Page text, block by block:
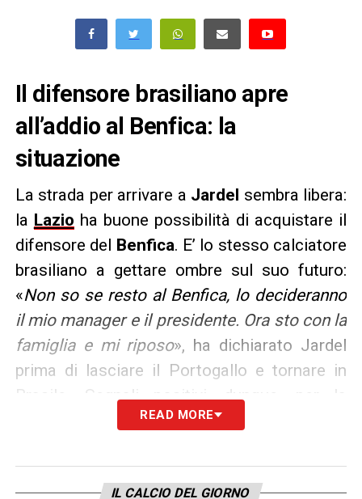
Il difensore brasiliano apre
all’addio al Benfica: la
situazione
La strada per arrivare a Jardel sembra libera:
la Lazio ha buone possibilità di acquistare il
difensore del
Benfica. E’ lo stesso calciatore
brasiliano a gettare ombre sul suo futuro:
«Non so se resto al Benfica, lo decideranno
il mio manager e il presidente. Ora sto con la
famiglia e mi riposo», ha dichiarato Jardel
prima di lasciare il Portogallo e tornare in
Brasile. Segnali positivi, dunque, per la
società biancoceleste, che ha in mente di
travagliata che ha archiviato.
READ MORE
IL CALCIO DEL GIORNO